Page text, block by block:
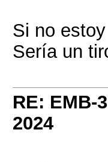
Si no
Sería un
RE: EMB-
2024